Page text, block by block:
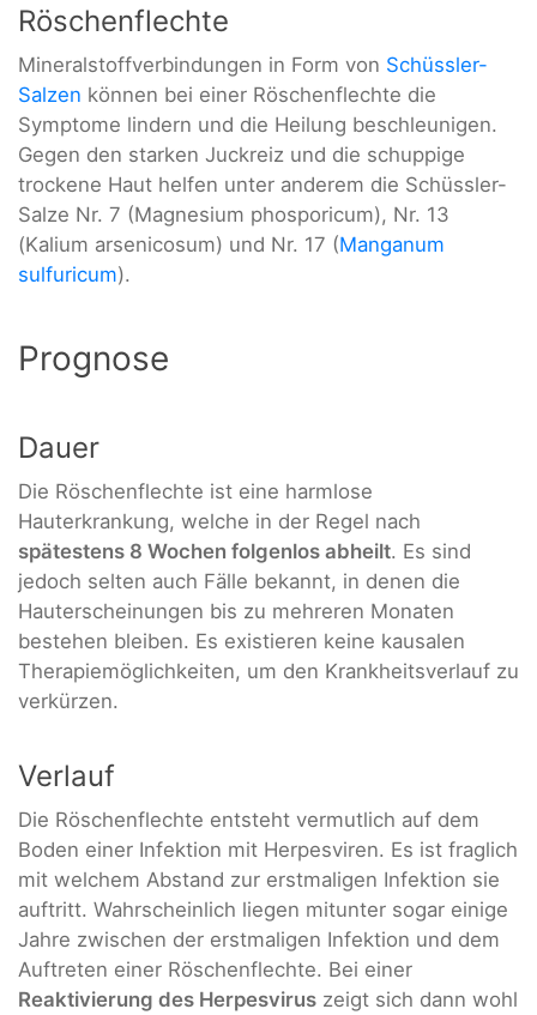
Röschenflechte
Mineralstoffverbindungen in Form von Schüssler-
Salzen können bei einer Röschenflechte die
Symptome lindern und die Heilung beschleunigen.
Gegen den starken Juckreiz und die schuppige
trockene Haut helfen unter anderem die Schüssler-
Salze Nr. 7 (Magnesium phosporicum), Nr. 13
(Kalium arsenicosum) und Nr. 17 (Manganum
sulfuricum).
Prognose
Dauer
Die Röschenflechte ist eine harmlose
Hauterkrankung, welche in der Regel nach
spätestens 8 Wochen folgenlos abheilt. Es sind
jedoch selten auch Fälle bekannt, in denen die
Hauterscheinungen bis zu mehreren Monaten
bestehen bleiben. Es existieren keine kausalen
Therapiemöglichkeiten, um den Krankheitsverlauf zu
verkürzen.
Verlauf
Die Röschenflechte entsteht vermutlich auf dem
Boden einer Infektion mit Herpesviren. Es ist fraglich
mit welchem Abstand zur erstmaligen Infektion sie
auftritt. Wahrscheinlich liegen mitunter sogar einige
Jahre zwischen der erstmaligen Infektion und dem
Auftreten einer Röschenflechte. Bei einer
Reaktivierung des Herpesvirus zeigt sich dann wohl